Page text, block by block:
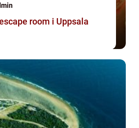
room i Uppsala